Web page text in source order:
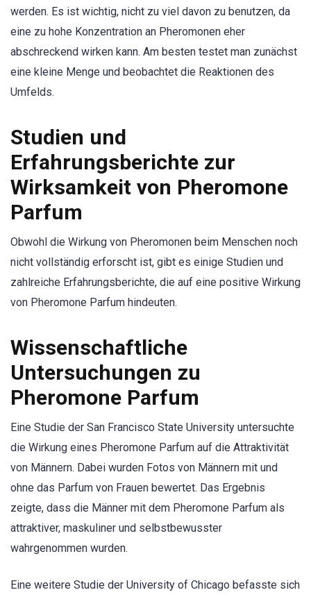
werden. Es ist wichtig, nicht zu viel davon zu benutzen, da
eine zu hohe Konzentration an Pheromonen eher
abschreckend wirken kann. Am besten testet man zunächst
eine kleine Menge und beobachtet die Reaktionen des
Umfelds.
Studien und
Erfahrungsberichte zur
Wirksamkeit von Pheromone
Parfum
Obwohl die Wirkung von Pheromonen beim Menschen noch
nicht vollständig erforscht ist, gibt es einige Studien und
zahlreiche Erfahrungsberichte, die auf eine positive Wirkung
von Pheromone Parfum hindeuten.
Wissenschaftliche
Untersuchungen zu
Pheromone Parfum
Eine Studie der San Francisco State University untersuchte
die Wirkung eines Pheromone Parfum auf die Attraktivität
von Männern. Dabei wurden Fotos von Männern mit und
ohne das Parfum von Frauen bewertet. Das Ergebnis
zeigte, dass die Männer mit dem Pheromone Parfum als
attraktiver, maskuliner und selbstbewusster
wahrgenommen wurden.
Eine weitere Studie der University of Chicago befasste sich